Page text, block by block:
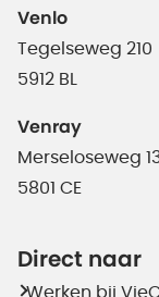
Venlo
Tegelseweg 210
5912 BL
Venray
Merseloseweg
5801 CE
Direct naar
Werken bij